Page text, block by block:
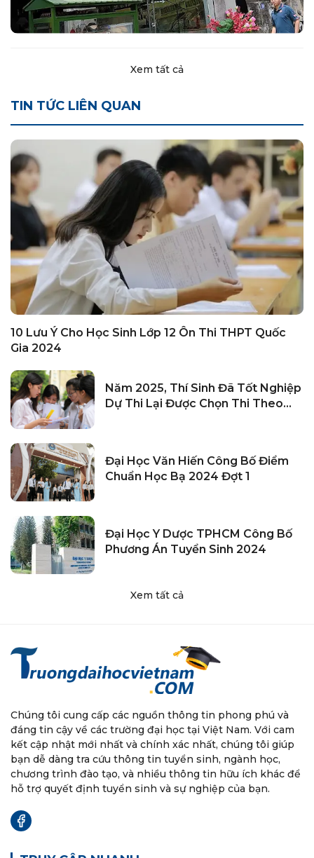
Xem tất cả
TIN TỨC LIÊN QUAN
10 Lưu Ý Cho Học Sinh Lớp 12 Ôn Thi THPT Quốc
Gia 2024
Năm 2025, Thí Sinh Đã Tốt Nghiệp
Dự Thi Lại Được Chọn Thi Theo
Đại Học Văn Hiến Công Bố Điểm
Chuẩn Học Bạ 2024 Đợt 1
Đại Học Y Dược TPHCM Công Bố
Phương Án Tuyển Sinh 2024
Xem tất cả
Chúng tôi cung cấp các nguồn thông tin phong phú và
đáng tin cậy về các trường đại học tại Việt Nam. Với cam
kết cập nhật mới nhất và chính xác nhất, chúng tôi giúp
bạn dễ dàng tra cứu thông tin tuyển sinh, ngành học,
chương trình đào tạo, và nhiều thông tin hữu ích khác để
hỗ trợ quyết định tuyển sinh và sự nghiệp của bạn.